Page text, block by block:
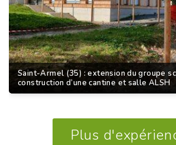
Saint-Armel (35) : extension du groupe
construction d’une cantine et salle ALSH
Plus